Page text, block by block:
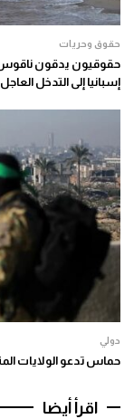
حقوق وحريات
حقوقيون يدقون ناقوس
إسبانيا إلى التدخل العاجل
دولي
حماس تدعو الولايات
اقرأ أيضا